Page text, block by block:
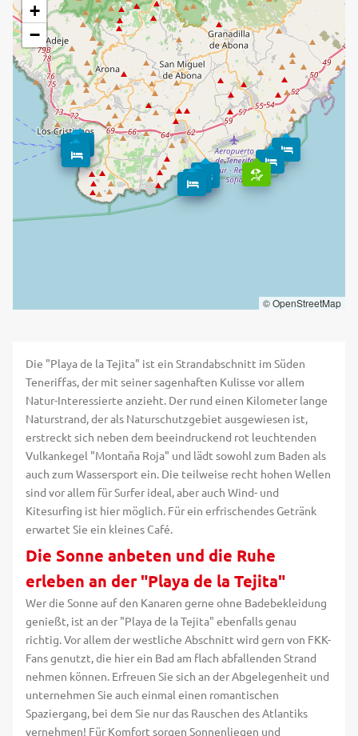
+
−
© OpenStreetMap
Die "Playa de la Tejita" ist ein Strandabschnitt im Süden
Teneriffas, der mit seiner sagenhaften Kulisse vor allem
Natur-Interessierte anzieht. Der rund einen Kilometer lange
Naturstrand, der als Naturschutzgebiet ausgewiesen ist,
erstreckt sich neben dem beeindruckend rot leuchtenden
Vulkankegel "Montaña Roja" und lädt sowohl zum Baden als
auch zum Wassersport ein. Die teilweise recht hohen Wellen
sind vor allem für Surfer ideal, aber auch Wind- und
Kitesurfing ist hier möglich. Für ein erfrischendes Getränk
erwartet Sie ein kleines Café.
Die Sonne anbeten und die Ruhe
erleben an der "Playa de la Tejita"
Wer die Sonne auf den Kanaren gerne ohne Badebekleidung
genießt, ist an der "Playa de la Tejita" ebenfalls genau
richtig. Vor allem der westliche Abschnitt wird gern von FKK-
Fans genutzt, die hier ein Bad am flach abfallenden Strand
nehmen können. Erfreuen Sie sich an der Abgelegenheit und
unternehmen Sie auch einmal einen romantischen
Spaziergang, bei dem Sie nur das Rauschen des Atlantiks
vernehmen! Für Komfort sorgen Sonnenliegen und